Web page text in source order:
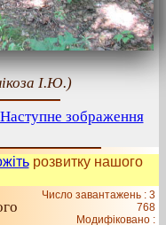
І.Ю.)
Наступне зображення
розвитку нашого
Число завантажень : 3
768
Модифіковано :